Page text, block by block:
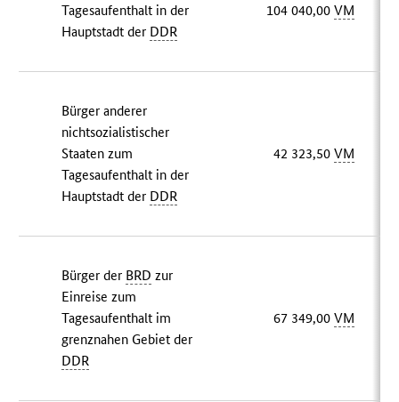
Tagesaufenthalt in der
Hauptstadt der DDR
104 040,00VM
Bürger anderer
nichtsozialistischer
Staaten zum
Tagesaufenthalt in der
Hauptstadt der DDR
42 323,50VM
Bürger der BRD zur
Einreise zum
Tagesaufenthalt im
grenznahen Gebiet der
DDR
67 349,00VM